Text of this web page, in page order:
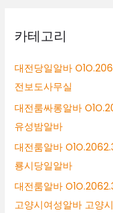
카테고리
대전당일알바
전보도사무실
대전룸싸롱알바
유성밤알바
대전룸알바
룡시당일알바
대전룸알바
고양시여성알바 고양